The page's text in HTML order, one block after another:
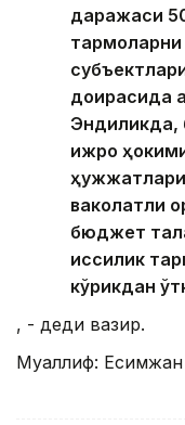
даражаси
доирасида
Эндиликда,
ижро
ваколатли
бюджет
иссиқлик
кўрикдан
, - деди вазир.
Муаллиф: Есимжан